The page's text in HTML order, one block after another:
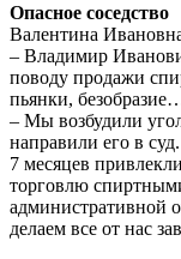
Опасное соседство
Валентина
– Владимир
поводу продажи
пьянки,
– Мы возбудили
направили его в
7 месяцев
торговлю
административной
делаем все от нас